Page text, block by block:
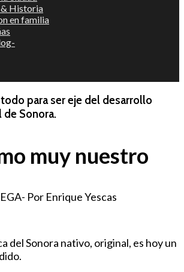
Historia
en familia
para ser eje del desarrollo
de Sonora.
muy nuestro
Por Enrique Yescas
del Sonora nativo, original, es hoy un